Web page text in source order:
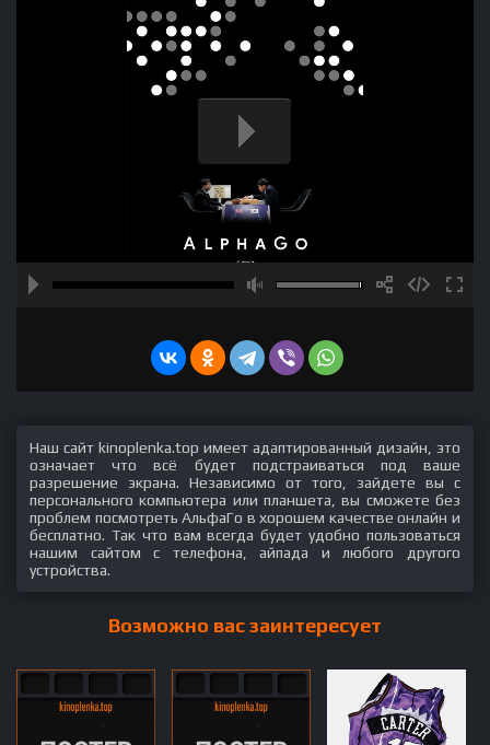
Наш сайт kinoplenka.top имеет адаптированный дизайн, это
означает что всё будет подстраиваться под ваше
разрешение экрана. Независимо от того, зайдете вы с
персонального компьютера или планшета, вы сможете без
проблем посмотреть АльфаГо в хорошем качестве онлайн и
бесплатно. Так что вам всегда будет удобно пользоваться
нашим сайтом с телефона, айпада и любого другого
устройства.
Возможно вас заинтересует